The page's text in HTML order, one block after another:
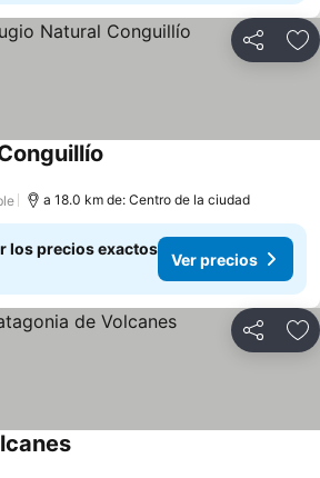
Compartir
a 18.0 km de: Centro de la ciudad
los precios exactos
Ver precios
Compartir
Ver precios